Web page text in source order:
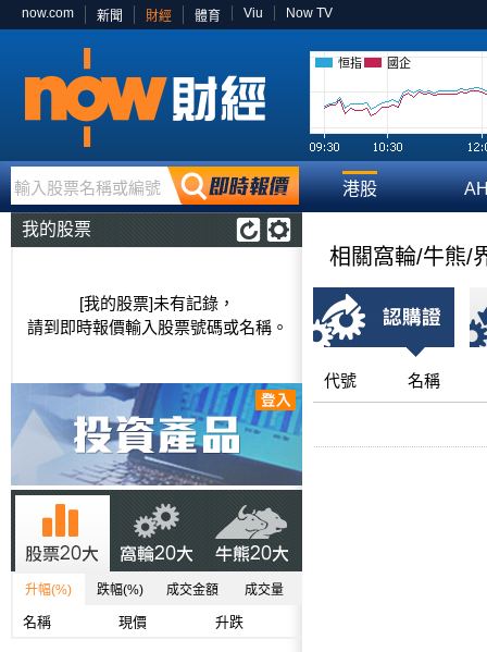
now.com 新聞 財經 體育 Viu Now TV
恒指 國企
輸入股票名稱或編號 港股
我的股票
[我的股票]未有記錄，
請到即時報價輸入股票號碼或名稱。
升幅(%) 跌幅(%) 成交金額 成交量
名稱 現價 升跌
相關窩輪/牛熊/
代號 名稱